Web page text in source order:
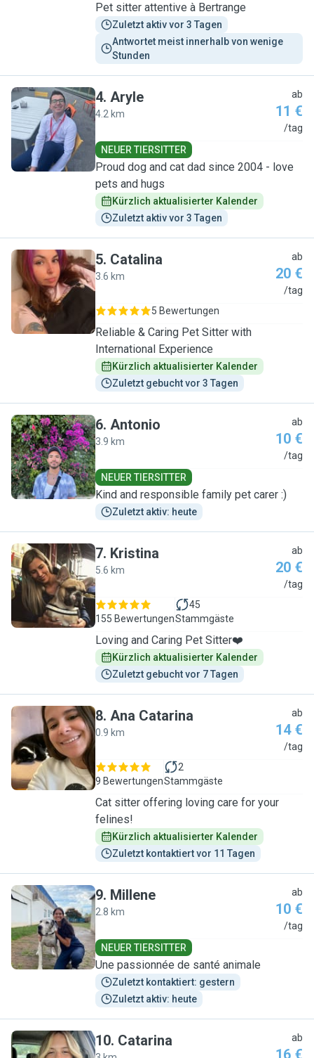
Pet sitter attentive à Bertrange
Zuletzt aktiv vor 3 Tagen
Antwortet meist innerhalb von wenige
Stunden
A
4. Aryle
4.2 km
ab
11 €
/tag
NEUER TIERSITTER
Proud dog and cat dad since 2004 - love
pets and hugs
Kürzlich aktualisierter Kalender
Zuletzt aktiv vor 3 Tagen
C
5. Catalina
3.6 km
ab
20 €
/tag
5 Bewertungen
Reliable & Caring Pet Sitter with
International Experience
Kürzlich aktualisierter Kalender
Zuletzt gebucht vor 3 Tagen
A
6. Antonio
3.9 km
ab
10 €
/tag
NEUER TIERSITTER
Kind and responsible family pet carer :)
Zuletzt aktiv: heute
K
7. Kristina
5.6 km
ab
20 €
/tag
155 Bewertungen
45
Stammgäste
Loving and Caring Pet Sitter❤️
Kürzlich aktualisierter Kalender
Zuletzt gebucht vor 7 Tagen
A
8. Ana Catarina
0.9 km
ab
14 €
/tag
9 Bewertungen
2
Stammgäste
Cat sitter offering loving care for your
felines!
Kürzlich aktualisierter Kalender
Zuletzt kontaktiert vor 11 Tagen
M
9. Millene
2.8 km
ab
10 €
/tag
NEUER TIERSITTER
Une passionnée de santé animale
Zuletzt kontaktiert: gestern
Zuletzt aktiv: heute
10. Catarina ab
16 €